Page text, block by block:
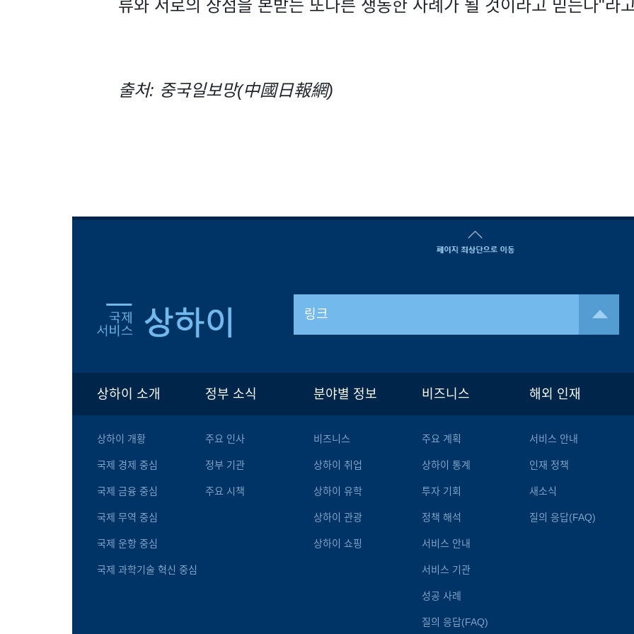
류와 서로의 장점을 본받는 또다른 생동한 사례가 될 것이라고 믿는다"라
출처: 중국일보망(中國日報網)
링크
상하이 소개
상하이 개황
국제 경제 중심
국제 금융 중심
국제 무역 중심
국제 운항 중심
국제 과학기술 혁신 중심
정부 소식
주요 인사
정부 기관
주요 시책
분야별 정보
비즈니스
상하이 취업
상하이 유학
상하이 관광
상하이 쇼핑
비즈니스
주요 계획
상하이 통계
투자 기회
정책 해석
서비스 안내
서비스 기관
성공 사례
질의 응답(FAQ)
해외 인재
서비스 안내
인재 정책
새소식
질의 응답(FAQ)